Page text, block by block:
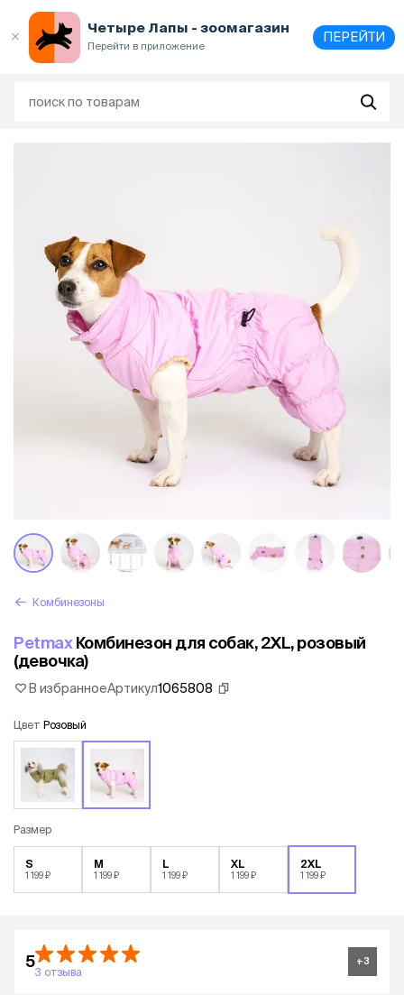
Четыре Лапы - зоомагазин
Перейти в приложение
ПЕРЕЙТИ
Комбинезоны
PetmaxКомбинезон для собак, 2XL, розовый
(девочка)
В избранноеАртикул1065808
Цвет Розовый
Размер
S
1 199 ₽
M
1 199 ₽
L
1 199 ₽
XL
1 199 ₽
2XL
1 199 ₽
5
3 отзыва
+3